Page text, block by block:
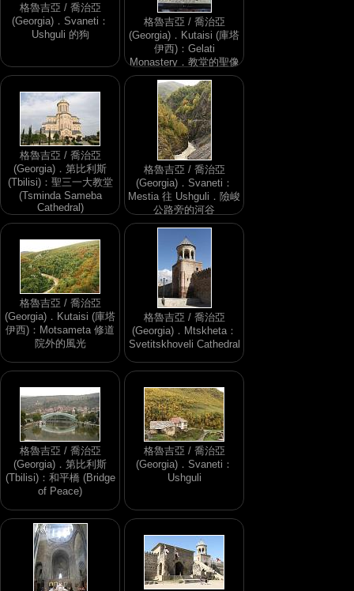
格魯吉亞 / 喬治亞
(Georgia)．Svaneti：
Ushguli 的狗
格魯吉亞 / 喬治亞
(Georgia)．Kutaisi (庫塔
伊西)：Gelati
Monastery．教堂的聖像
畫
格魯吉亞 / 喬治亞
(Georgia)．第比利斯
(Tbilisi)：聖三一大教堂
(Tsminda Sameba
Cathedral)
格魯吉亞 / 喬治亞
(Georgia)．Svaneti：
Mestia 往 Ushguli．險峻
公路旁的河谷
格魯吉亞 / 喬治亞
(Georgia)．Kutaisi (庫塔
伊西)：Motsameta 修道
院外的風光
格魯吉亞 / 喬治亞
(Georgia)．Mtskheta：
Svetitskhoveli Cathedral
格魯吉亞 / 喬治亞
(Georgia)．第比利斯
(Tbilisi)：和平橋 (Bridge
of Peace)
格魯吉亞 / 喬治亞
(Georgia)．Svaneti：
Ushguli